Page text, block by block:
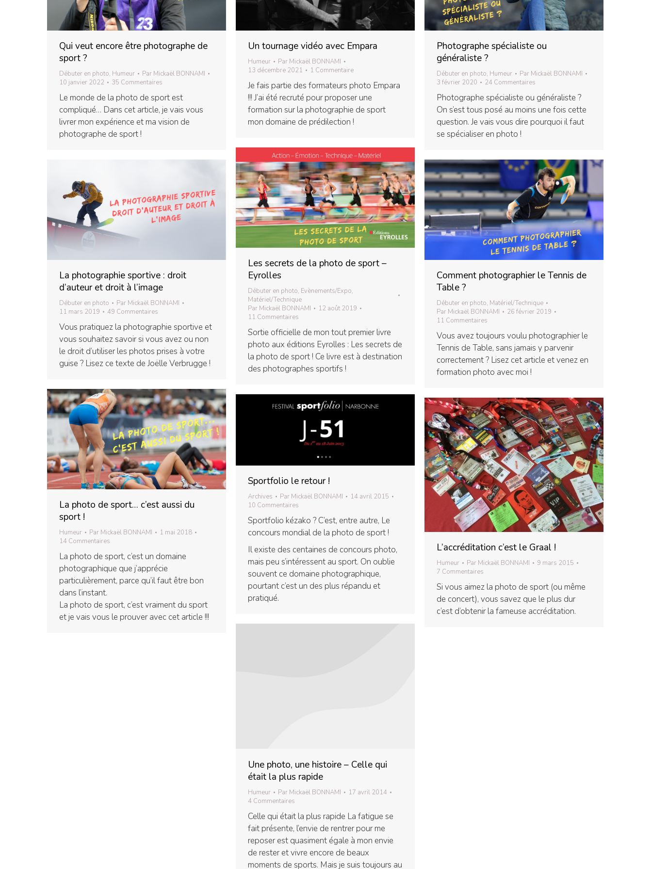
Qui veut encore être photographe de
sport ?
Débuter en photo, Humeur Par Mickaël BONNAMI
10 janvier 2022
35 Commentaires
Le monde de la photo de sport est
compliqué… Dans cet article, je vais vous
livrer mon expérience et ma vision de
photographe de sport !
Un tournage vidéo avec Empara
Humeur Par Mickaël BONNAMI
13 décembre 2021
1 Commentaire
Je fais partie des formateurs photo Empara
!!! J’ai été recruté pour proposer une
formation sur la photographie de sport
mon domaine de prédilection !
Photographe spécialiste ou
généraliste ?
Débuter en photo, Humeur Par Mickaël BONNAMI
3 février 2020
24 Commentaires
Photographe spécialiste ou généraliste ?
On s’est tous posé au moins une fois cette
question. Je vais vous dire pourquoi il faut
se spécialiser en photo !
Les secrets de la photo de sport –
Eyrolles
Débuter en photo, Evènements/Expo,
Matériel/Technique
Par Mickaël BONNAMI
12 août 2019
11 Commentaires
Sortie officielle de mon tout premier livre
photo aux éditions Eyrolles : Les secrets de
la photo de sport ! Ce livre est à destination
des photographes sportifs !
La photographie sportive : droit
d’auteur et droit à l’image
Débuter en photo Par Mickaël BONNAMI
11 mars 2019
49 Commentaires
Vous pratiquez la photographie sportive et
vous souhaitez savoir si vous avez ou non
le droit d’utiliser les photos prises à votre
guise ? Lisez ce texte de Joëlle Verbrugge !
Comment photographier le Tennis de
Table ?
Débuter en photo, Matériel/Technique
Par Mickaël BONNAMI
26 février 2019
11 Commentaires
Vous avez toujours voulu photographier le
Tennis de Table, sans jamais y parvenir
correctement ? Lisez cet article et venez en
formation photo avec moi !
La photo de sport… c’est aussi du
sport !
Humeur Par Mickaël BONNAMI
1 mai 2018
14 Commentaires
La photo de sport, c’est un domaine
photographique que j’apprécie
particulièrement, parce qu’il faut être bon
dans l’instant.
La photo de sport, c’est vraiment du sport
et je vais vous le prouver avec cet article !!!
Sportfolio le retour !
Archives Par Mickaël BONNAMI
14 avril 2015
10 Commentaires
Sportfolio kézako ? C’est, entre autre, Le
concours mondial de la photo de sport !
Il existe des centaines de concours photo,
mais peu s’intéressent au sport. On oublie
souvent ce domaine photographique,
pourtant c’est un des plus répandu et
pratiqué.
L’accréditation c’est le Graal !
Humeur Par Mickaël BONNAMI
9 mars 2015
7 Commentaires
Si vous aimez la photo de sport (ou même
de concert), vous savez que le plus dur
c’est d’obtenir la fameuse accréditation.
Une photo, une histoire – Celle qui
était la plus rapide
Humeur Par Mickaël BONNAMI
17 avril 2014
4 Commentaires
Celle qui était la plus rapide La fatigue se
fait présente, l’envie de rentrer pour me
reposer est quasiment égale à mon envie
de rester et vivre encore de beaux
moments de sports. Mais je suis toujours au